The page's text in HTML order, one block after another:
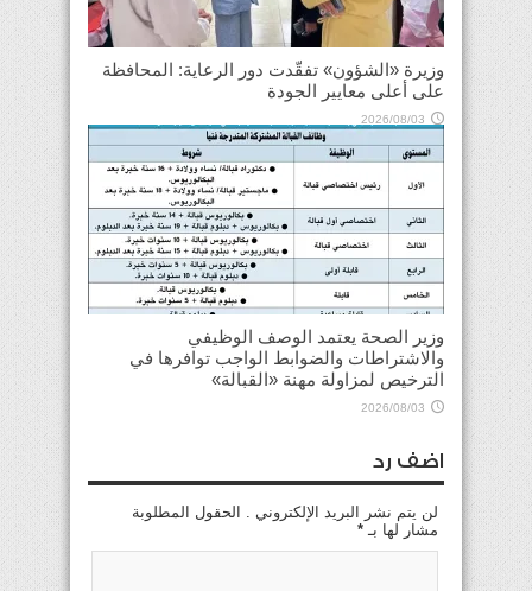
وزيرة «الشؤون» تفقّدت دور الرعاية: المحافظة
على أعلى معايير الجودة
2026/08/03
وزير الصحة يعتمد الوصف الوظيفي
والاشتراطات والضوابط الواجب توافرها في
الترخيص لمزاولة مهنة «القبالة»
2026/08/03
اضف رد
لن يتم نشر البريد الإلكتروني . الحقول المطلوبة
مشار لها بـ *